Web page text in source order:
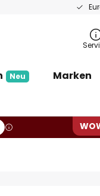
Neu Marken